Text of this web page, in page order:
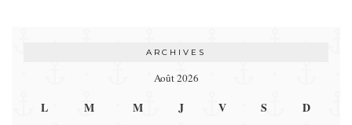
ARCHIVES
Août 2026
L M M J V S D